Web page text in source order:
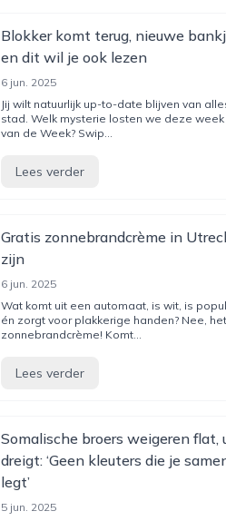
Blokker komt terug, nieuwe
en dit wil je ook lezen
6 jun. 2025
Jij wilt natuurlijk up-to-date blijven van
stad. Welk mysterie losten we deze
van de Week? Swip...
Lees verder
Gratis zonnebrandcrème in
zijn
6 jun. 2025
Wat komt uit een automaat, is wit, is
én zorgt voor plakkerige handen? Nee,
zonnebrandcrème! Komt...
Lees verder
Somalische broers weigeren
dreigt: ‘Geen kleuters die je
legt’
5 jun. 2025